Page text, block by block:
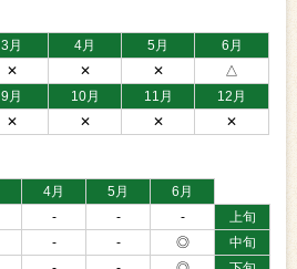
3月 4月 5月
6月
✕ ✕ ✕
△
9月 10月 11月
12月
✕ ✕ ✕ ✕
4月 5月
6月
- - -
上旬
- - ◎
中旬